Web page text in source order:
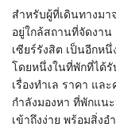
สำหรับผู้ที่เดินทางมา
อยู่ใกล้สถานที่จัดงาน
เซียร์รังสิต เป็นอีกห
โดยหนึ่งในที่พักที่ได้รั
เรื่องทำเล ราคา แล
กำลังมองหา ที่พักแน
เข้าถึงง่าย พร้อมสิ่ง